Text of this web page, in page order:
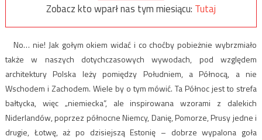
Zobacz kto wparł nas tym miesiącu: Tutaj
No… nie! Jak gołym okiem widać i co choćby pobieżnie wybrzmiało
także w naszych dotychczasowych wywodach, pod względem
architektury Polska leży pomiędzy Południem, a Północą, a nie
Wschodem i Zachodem. Wiele by o tym mówić. Ta Północ jest to strefa
bałtycka, więc „niemiecka”, ale inspirowana wzorami z dalekich
Niderlandów, poprzez północne Niemcy, Danię, Pomorze, Prusy jedne i
drugie, Łotwę, aż po dzisiejszą Estonię – dobrze wypalona goła